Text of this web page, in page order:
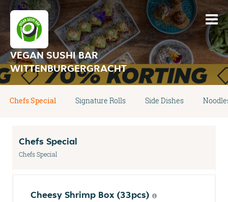
VEGAN SUSHI BAR
WITTENBURGERGRACHT
Chefs Special Signature Rolls Side Dishes
Chefs Special
Chefs Special
Cheesy Shrimp Box (33pcs)